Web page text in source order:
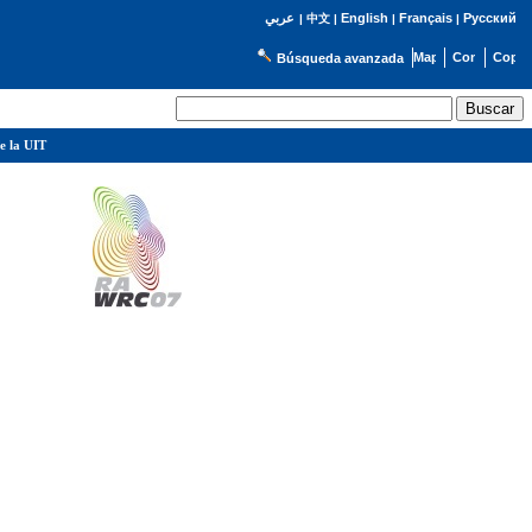
عربي | 中文| English | Français| Русский
Búsqueda avanzada
la UIT